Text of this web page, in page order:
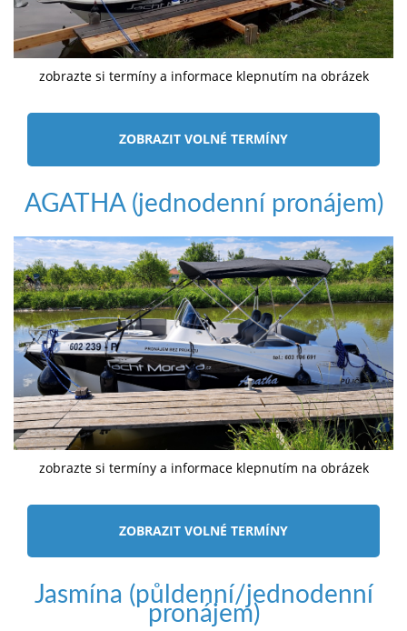
zobrazte si termíny a informace klepnutím na obrázek
ZOBRAZIT VOLNÉ TERMÍNY
AGATHA (jednodenní pronájem)
zobrazte si termíny a informace klepnutím na obrázek
ZOBRAZIT VOLNÉ TERMÍNY
Jasmína (půldenní/jednodenní
pronájem)